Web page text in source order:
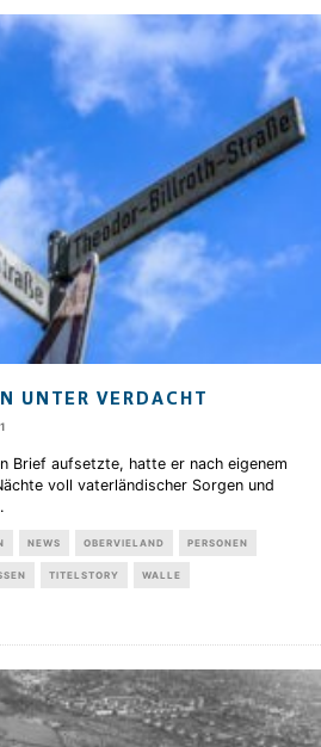
UNTER VERDACHT
Brief aufsetzte, hatte er nach eigenem
voll vaterländischer Sorgen und
NEWS OBERVIELAND PERSONEN
TITELSTORY WALLE